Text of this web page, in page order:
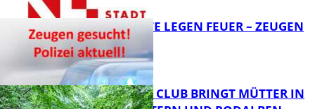
UNBEKANNTE LEGEN FEUER – ZEUGEN
GESUCHT!
NEUER MOM CLUB BRINGT MÜTTER IN